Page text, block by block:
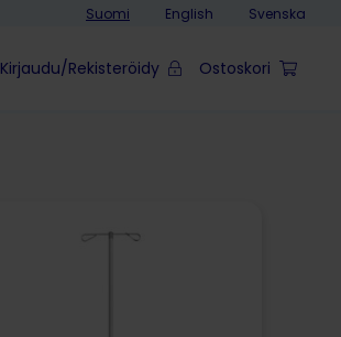
Suomi English Svenska
Kirjaudu/Rekisteröidy Ostoskori